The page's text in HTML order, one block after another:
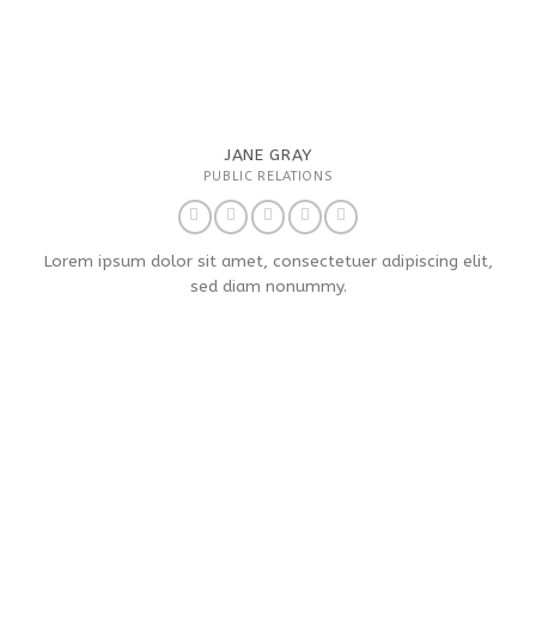
JANE GRAY
PUBLIC RELATIONS
Lorem ipsum dolor sit amet, consectetuer adipiscing elit,
sed diam nonummy.